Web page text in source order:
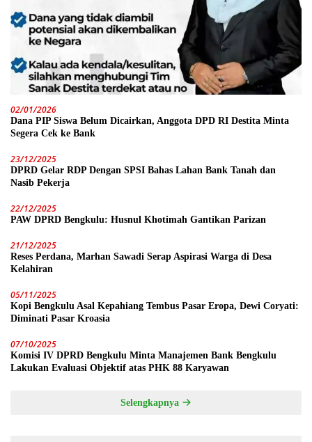
02/01/2026
Dana PIP Siswa Belum Dicairkan, Anggota DPD RI Destita Minta
Segera Cek ke Bank
23/12/2025
DPRD Gelar RDP Dengan SPSI Bahas Lahan Bank Tanah dan
Nasib Pekerja
22/12/2025
PAW DPRD Bengkulu: Husnul Khotimah Gantikan Parizan
21/12/2025
Reses Perdana, Marhan Sawadi Serap Aspirasi Warga di Desa
Kelahiran
05/11/2025
Kopi Bengkulu Asal Kepahiang Tembus Pasar Eropa, Dewi Coryati:
Diminati Pasar Kroasia
07/10/2025
Komisi IV DPRD Bengkulu Minta Manajemen Bank Bengkulu
Lakukan Evaluasi Objektif atas PHK 88 Karyawan
Selengkapnya